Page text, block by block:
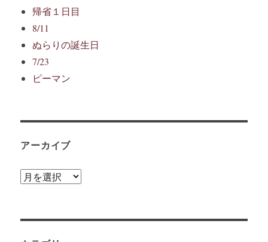
帰省１日目
8/11
ぬらりの誕生日
7/23
ピーマン
アーカイブ
ア